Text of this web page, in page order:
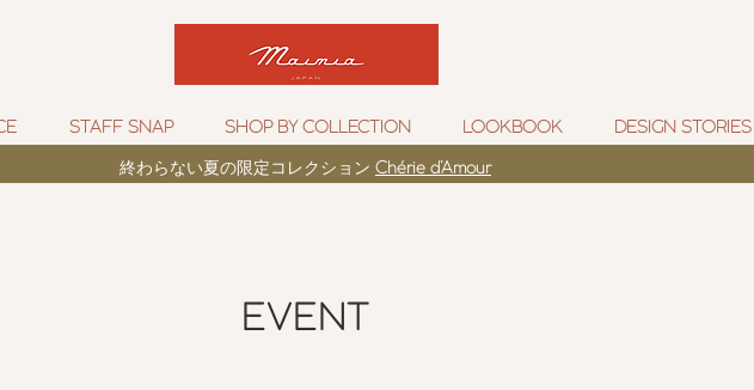
STAFF SNAP SHOP BY COLLECTION LOOKBOOK DESIGN STORIES
EVENT
​終わらない夏の限定コレクション Chérie d’Amour